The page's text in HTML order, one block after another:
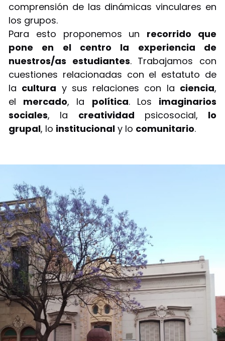
comprensión de las dinámicas vinculares en
los grupos.
Para esto proponemos un recorrido que
pone en el centro la experiencia de
nuestros/as estudiantes. Trabajamos con
cuestiones relacionadas con el estatuto de
la cultura y sus relaciones con la ciencia,
el mercado, la política. Los imaginarios
sociales, la creatividad psicosocial, lo
grupal, lo institucional y lo comunitario.